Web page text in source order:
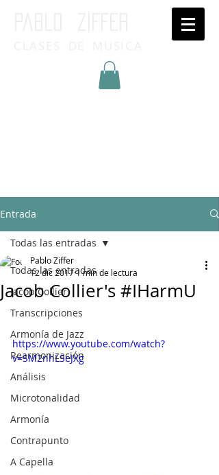
Entrada
Todas las entradas
Jacob Collier
Transcripciones
Armonía de Jazz
Rearmonización
Análisis
Microtonalidad
Armonía
Contrapunto
A Capella
Todas las entradas
Jacob Collier's #IHarmU
Pablo Ziffer
12 dic 20171 min de lectura
https://www.youtube.com/watch?
v=SM2nhLSeJXg